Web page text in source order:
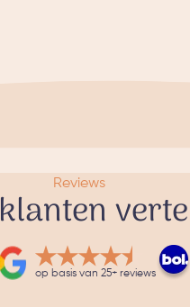
Reviews
op basis van 25+ reviews